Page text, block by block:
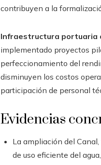
contribuyen a la
Infraestructura portuaria
implementado proyectos
perfeccionamiento del
disminuyen los costos
participación de personal
Evidencias
La ampliación del
de uso eficiente del